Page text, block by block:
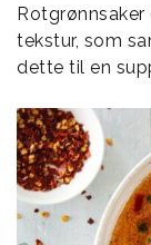
tekstur, som
dette til en